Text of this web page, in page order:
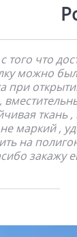
того что
можно
при
ткань
маркий ,
на
закажу